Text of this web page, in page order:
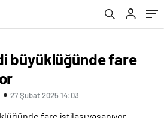
büyüklüğünde fare
27 Şubat 2025 14:03